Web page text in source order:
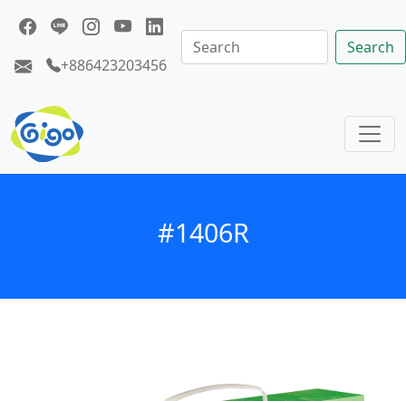
+886423203456
Search
#1406R